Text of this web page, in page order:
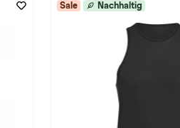
Sale Nachhaltig